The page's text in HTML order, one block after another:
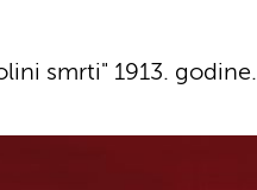
smrti" 1913. godine.